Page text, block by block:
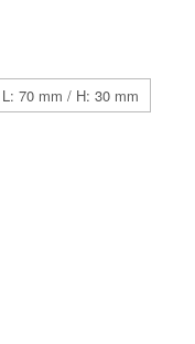
70 mm / H: 30 mm